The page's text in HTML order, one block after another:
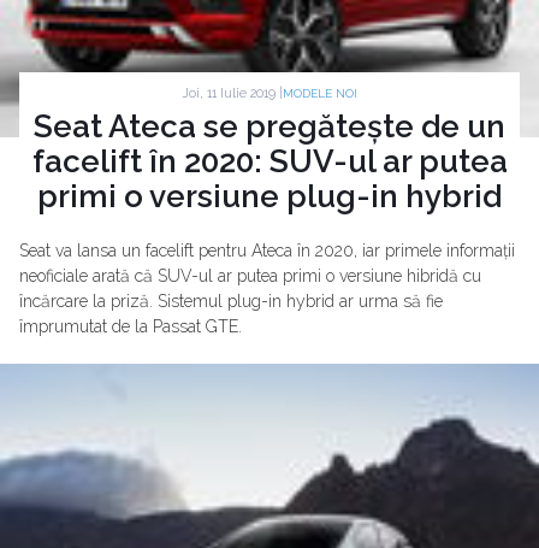
Joi, 11 Iulie 2019 | MODELE NOI
Seat Ateca se pregătește de un
facelift în 2020: SUV-ul ar putea
primi o versiune plug-in hybrid
Seat va lansa un facelift pentru Ateca în 2020, iar primele informații
neoficiale arată că SUV-ul ar putea primi o versiune hibridă cu
încărcare la priză. Sistemul plug-in hybrid ar urma să fie
împrumutat de la Passat GTE.